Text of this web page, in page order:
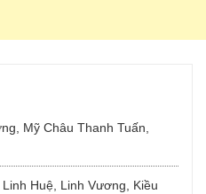
Mỹ Châu Thanh Tuấn,
Huệ, Linh Vương, Kiều